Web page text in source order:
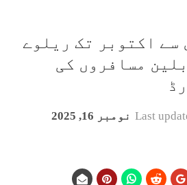
سے اکتوبر تک ریلوے
کے ذریعے 3.95 بلین مسافروں کی
Last نومبر 16, 2025